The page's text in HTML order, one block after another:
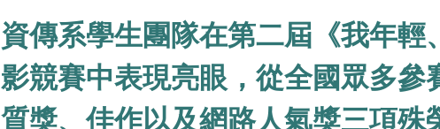
資傳系學生團隊在第二屆《我年輕
影競賽中表現亮眼，從全國眾多
質獎、佳作以及網路人氣獎三項殊